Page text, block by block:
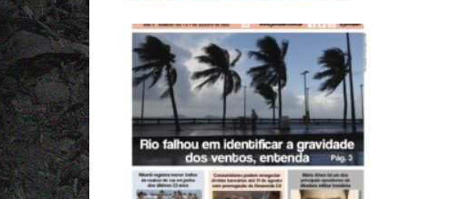
Ano X – Número 366
01 A 07 De Agosto De
2026